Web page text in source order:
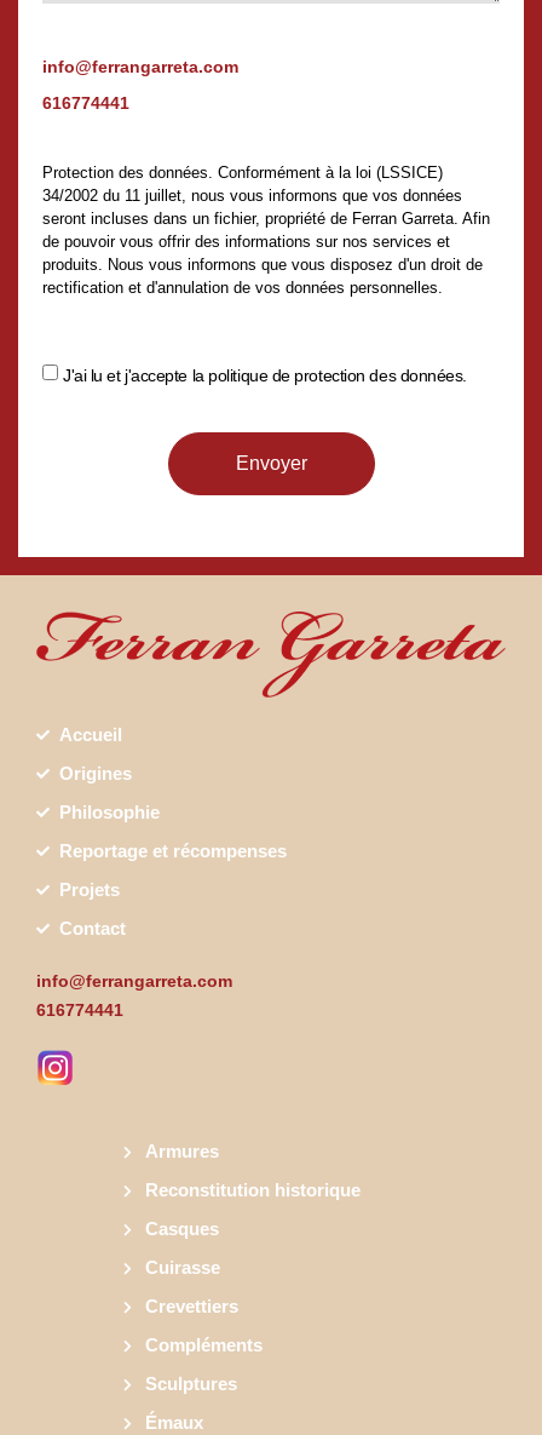
info@ferrangarreta.com
616774441
Protection des données. Conformément à la loi (LSSICE)
34/2002 du 11 juillet, nous vous informons que vos données
seront incluses dans un fichier, propriété de Ferran Garreta. Afin
de pouvoir vous offrir des informations sur nos services et
produits. Nous vous informons que vous disposez d'un droit de
rectification et d'annulation de vos données personnelles.
J'ai lu et j'accepte la politique de protection des données.
Envoyer
Accueil
Origines
Philosophie
Reportage et récompenses
Projets
Contact
info@ferrangarreta.com
616774441
Armures
Reconstitution historique
Casques
Cuirasse
Crevettiers
Compléments
Sculptures
Émaux